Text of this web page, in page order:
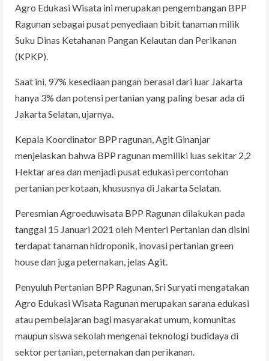
Agro Edukasi Wisata ini merupakan pengembangan BPP
Ragunan sebagai pusat penyediaan bibit tanaman milik
Suku Dinas Ketahanan Pangan Kelautan dan Perikanan
(KPKP).
Saat ini, 97% kesediaan pangan berasal dari luar Jakarta
hanya 3% dan potensi pertanian yang paling besar ada di
Jakarta Selatan, ujarnya.
Kepala Koordinator BPP ragunan, Agit Ginanjar
menjelaskan bahwa BPP ragunan memiliki luas sekitar 2,2
Hektar area dan menjadi pusat edukasi percontohan
pertanian perkotaan, khususnya di Jakarta Selatan.
Peresmian Agroeduwisata BPP Ragunan dilakukan pada
tanggal 15 Januari 2021 oleh Menteri Pertanian dan disini
terdapat tanaman hidroponik, inovasi pertanian green
house dan juga peternakan, jelas Agit.
Penyuluh Pertanian BPP Ragunan, Sri Suryati mengatakan
Agro Edukasi Wisata Ragunan merupakan sarana edukasi
atau pembelajaran bagi masyarakat umum, komunitas
maupun siswa sekolah mengenai teknologi budidaya di
sektor pertanian, peternakan dan perikanan.